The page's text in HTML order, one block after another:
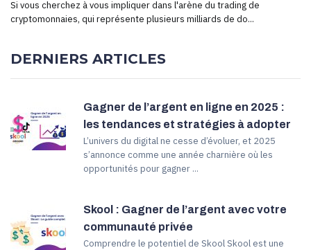
Si vous cherchez à vous impliquer dans l'arène du trading de
cryptomonnaies, qui représente plusieurs milliards de do...
DERNIERS ARTICLES
Gagner de l’argent en ligne en 2025 :
les tendances et stratégies à adopter
L’univers du digital ne cesse d’évoluer, et 2025
s’annonce comme une année charnière où les
opportunités pour gagner ...
Skool : Gagner de l’argent avec votre
communauté privée
Comprendre le potentiel de Skool Skool est une